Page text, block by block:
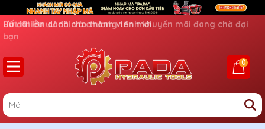
Ưu đãi lớn dành cho thành viên mới
0